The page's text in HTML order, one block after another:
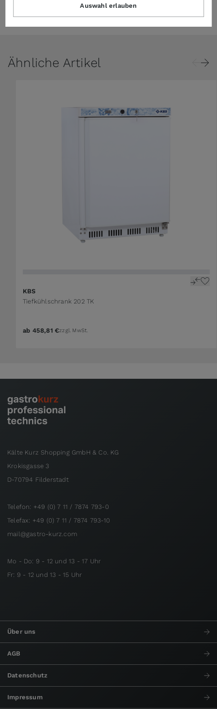
Produktsicherheit (GPSR)
Ähnliche Artikel
KBS
Tiefkühlschrank 202 TK
ab 458,81 €zzgl. MwSt.
Kälte Kurz Shopping GmbH & Co. KG
Krokisgasse 3
D-70794 Filderstadt
Telefon: +49 (0) 7 11 / 7874 793-0
Telefax: +49 (0) 7 11 / 7874 793-10
mail@gastro-kurz.com
Mo - Do: 9 - 12 und 13 - 17 Uhr
Fr: 9 - 12 und 13 - 15 Uhr
Über uns
AGB
Datenschutz
Impressum
Auswahl erlauben